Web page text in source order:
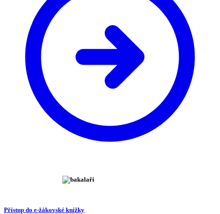
Přístup do e-žákovské knížky